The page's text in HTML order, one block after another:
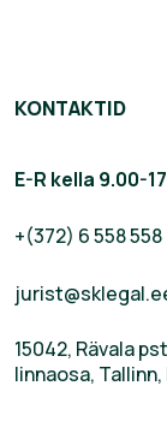
KONTAKTID
E-R kella 9.00-
+(372) 6 558 558
15042, Rävala
linnaosa,